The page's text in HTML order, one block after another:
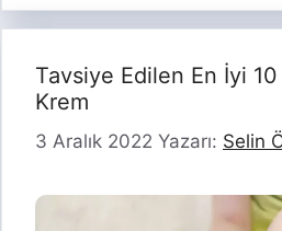
Tavsiye Edilen En İyi
Krem
3 Aralık 2022 Yazarı: Selin